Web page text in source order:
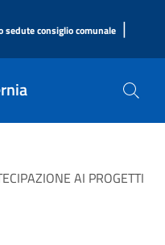
sedute consiglio comunale |
AI PROGETTI